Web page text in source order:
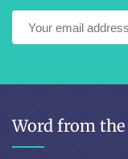
Word from